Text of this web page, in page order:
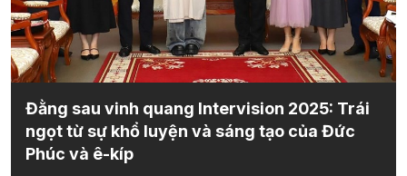
Những hình ảnh ấn tượng tại giải AirAsia
RedRun Đà Nẵng 2026
15:30 26/04/2026